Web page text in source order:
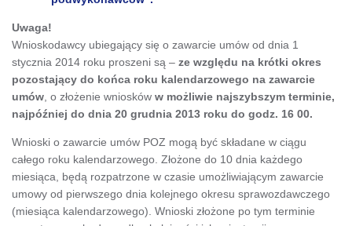
Uwaga!
Wnioskodawcy ubiegający się o zawarcie umów od dnia 1
stycznia 2014 roku proszeni są – ze względu na krótki okres
pozostający do końca roku kalendarzowego na zawarcie
umów , o złożenie wniosków w możliwie najszybszym terminie,
najpóźniej do dnia 20 grudnia 2013 roku do godz. 16 00.
Wnioski o zawarcie umów POZ mogą być składane w ciągu
całego roku kalendarzowego. Złożone do 10 dnia każdego
miesiąca, będą rozpatrzone w czasie umożliwiającym zawarcie
umowy od pierwszego dnia kolejnego okresu sprawozdawczego
(miesiąca kalendarzowego). Wnioski złożone po tym terminie